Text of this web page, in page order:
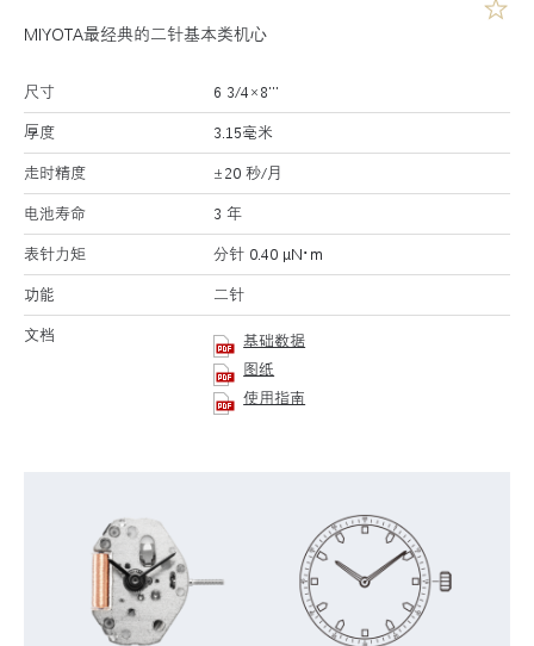
MIYOTA最经典的二针基本类机心
尺寸 6 3/4×8’’’
厚度 3.15毫米
走时精度 ±20 秒/月
电池寿命 3 年
表针力矩 分针 0.40 μN･m
功能 二针
文档
基础数据
图纸
使用指南